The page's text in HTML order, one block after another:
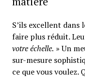
S’ils excellent dans
faire plus réduit.
votre échelle. » Un
sur-mesure
ce que vous voulez.